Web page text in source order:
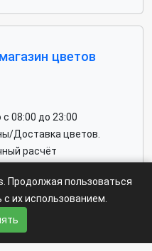
цветов
08:00 до 23:00
Доставка цветов.
расчёт
пишите: ✍
содержащая возрастных
Продолжая пользоваться
их использованием.